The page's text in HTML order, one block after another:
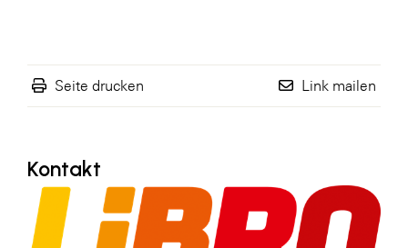
Seite drucken Link mailen
Kontakt